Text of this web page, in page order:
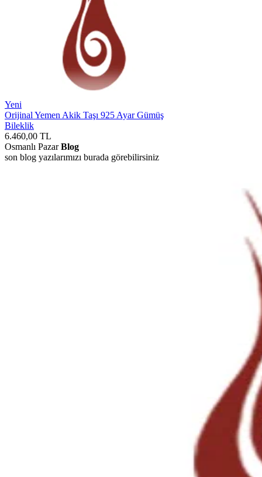
Yeni
Orijinal Yemen Akik Taşı 925 Ayar Gümüş
Bileklik
6.460,00 TL
Osmanlı PazarBlog
son blog yazılarımızı burada görebilirsiniz